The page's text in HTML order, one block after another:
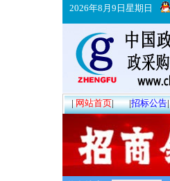
2026年8月9日星期日
|网站首页| |招标公告|